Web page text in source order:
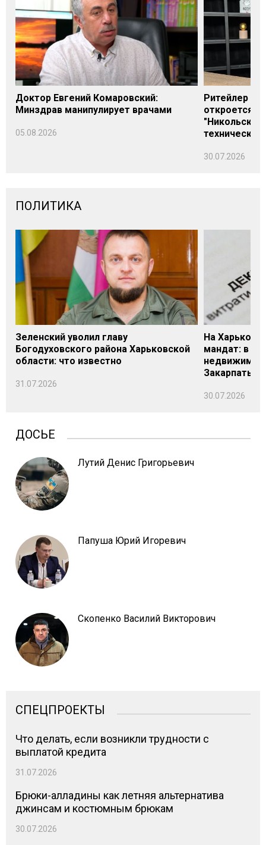
Доктор Евгений Комаровский:
Минздрав манипулирует врачами
05.08.2026
Ритейлер
откроется
технических
30.07.2026
ПОЛИТИКА
Зеленский уволил главу
Богодуховского района Харьковской
области: что известно
31.07.2026
На
мандат: в
Закарпатье
30.07.2026
ДОСЬЕ
Лутий Денис Григорьевич
Папуша Юрий Игоревич
Скопенко Василий Викторович
СПЕЦПРОЕКТЫ
Что делать, если возникли трудности с
выплатой кредита
31.07.2026
Брюки-алладины как летняя альтернатива
джинсам и костюмным брюкам
30.07.2026